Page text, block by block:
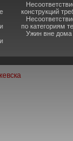
конструкций
по категориям
Ужин вне